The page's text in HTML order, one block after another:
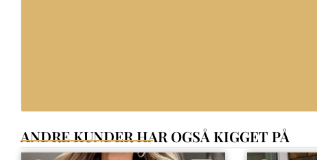
ANDRE KUNDER HAR OGSÅ KIGGET PÅ